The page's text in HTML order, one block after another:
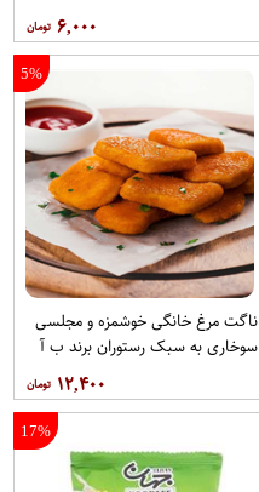
۶,۰۰۰
5%
ناگت مرغ خانگی خوشمزه و مجلسی
سوخاری به سبک رستوران برند ب آ
۱۲,۴۰۰
17%